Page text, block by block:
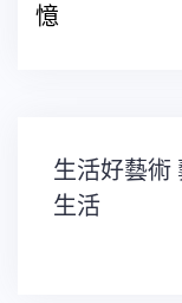
憶
文
章
導
生活好藝術
生活